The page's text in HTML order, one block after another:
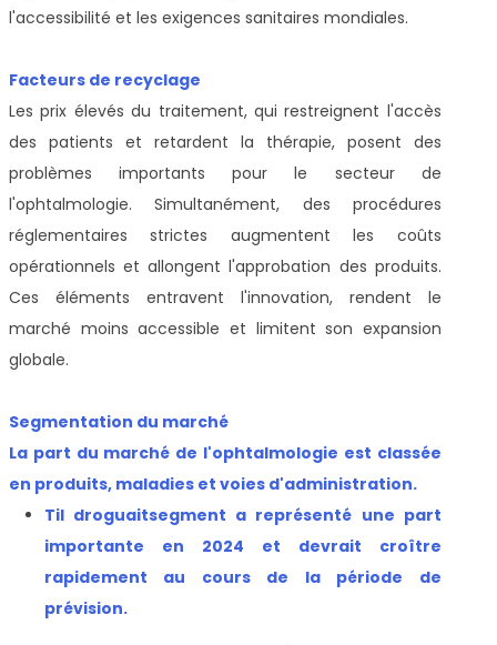
l'accessibilité et les exigences sanitaires mondiales.
Facteurs de recyclage
Les prix élevés du traitement, qui restreignent l'accès
des patients et retardent la thérapie, posent des
problèmes importants pour le secteur de
l'ophtalmologie. Simultanément, des procédures
réglementaires strictes augmentent les coûts
opérationnels et allongent l'approbation des produits.
Ces éléments entravent l'innovation, rendent le
marché moins accessible et limitent son expansion
globale.
Segmentation du marché
La part du marché de l'ophtalmologie est classée
en produits, maladies et voies d'administration.
Til droguaitsegment a représenté une part
importante en 2024 et devrait croître
rapidement au cours de la période de
prévision.